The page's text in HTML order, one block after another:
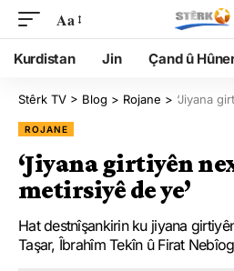
Aa
Kurdistan Jin Çand û
Stêrk TV > Blog > Rojane > ‘Jiyana
ROJANE
‘Jiyana girtiyên
metirsiyê de ye’
Hat destnîşankirin ku jiyana
Taşar, Îbrahîm Tekîn û Firat